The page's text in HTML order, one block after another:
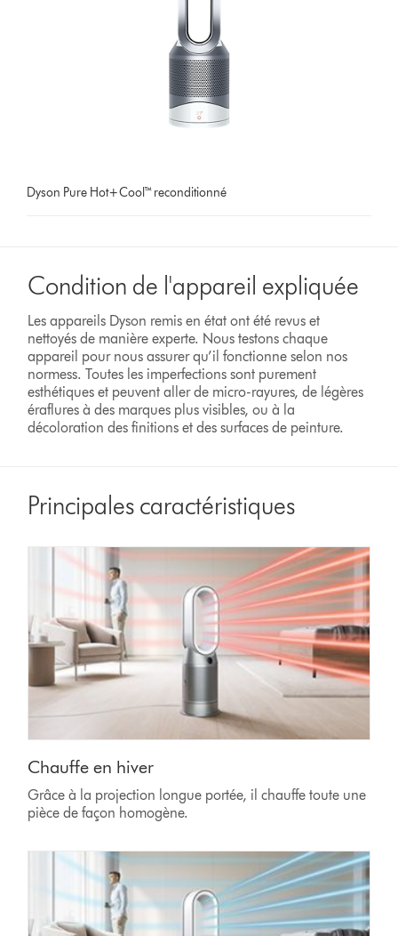
Dyson Pure Hot+Cool™ reconditionné
Condition de l'appareil expliquée
Les appareils Dyson remis en état ont été revus et
nettoyés de manière experte. Nous testons chaque
appareil pour nous assurer qu’il fonctionne selon nos
normess. Toutes les imperfections sont purement
esthétiques et peuvent aller de micro-rayures, de légères
éraflures à des marques plus visibles, ou à la
décoloration des finitions et des surfaces de peinture.
Principales caractéristiques
Chauffe en hiver
Grâce à la projection longue portée, il chauffe toute une
pièce de façon homogène.